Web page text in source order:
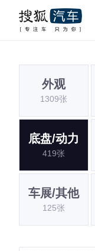
外观
1309张
底盘/动力
419张
车展/其他
125张